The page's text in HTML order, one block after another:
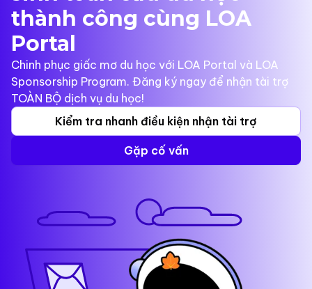
thành công cùng LOA
Portal
Chinh phục giấc mơ du học với LOA Portal và LOA
Sponsorship Program. Đăng ký ngay để nhận tài trợ
TOÀN BỘ dịch vụ du học!
Kiểm tra nhanh điều kiện nhận tài trợ
Gặp cố vấn